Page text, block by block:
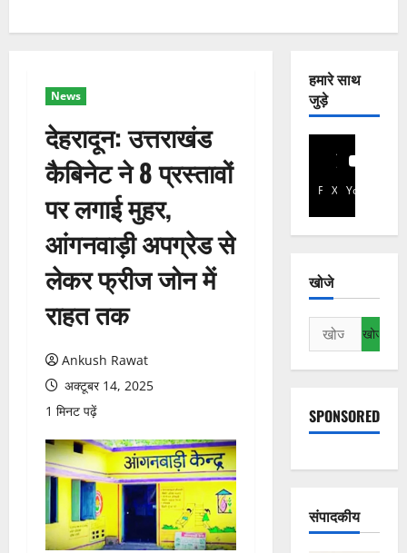
News
देहरादून: उत्तराखंड
कैबिनेट ने 8 प्रस्तावों
पर लगाई मुहर,
आंगनवाड़ी अपग्रेड से
लेकर फ्रीज जोन में
राहत तक
Ankush Rawat
अक्टूबर 14, 2025
1 मिनट पढ़ें
हमारे साथ
जुड़े
Facebook
X YouTube
खोजे
निम्न
को
खोजें:
SPONSORED
संपादकीय